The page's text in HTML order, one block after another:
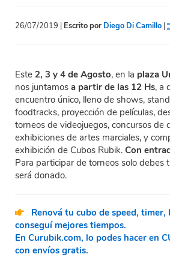
26/07/2019 | Escrito por Diego Di Camillo |
Este 2, 3 y 4 de Agosto, en la plaza
nos juntamos a partir de las 12 Hs, a
encuentro único, lleno de shows,
foodtracks, proyección de películas,
torneos de videojuegos, concursos de
exhibiciones de artes marciales, y
exhibición de Cubos Rubik. Con
Para participar de torneos solo debes
será donado.
Renová tu cubo de speed,
conseguí mejores tiempos.
En Curubik.com, lo podes hacer en
con envíos gratis.